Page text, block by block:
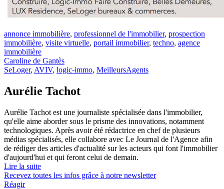
annonce immobilière, professionnel de l'immobilier, prospection
immobilière, visite virtuelle, portail immobilier, techno, agence
immobilière
Caroline de Gantès
SeLoger, AVIV, logic-immo, MeilleursAgents
Aurélie Tachot
Aurélie Tachot est une journaliste spécialisée dans l'immobilier,
qu'elle aime aborder sous le prisme des innovations, notamment
technologiques. Après avoir été rédactrice en chef de plusieurs
médias spécialisés, elle collabore avec Le Journal de l'Agence afin
de rédiger des articles d'actualité sur les acteurs qui font l'immobilier
d'aujourd'hui et qui feront celui de demain.
Lire la suite
Recevez toutes les infos grâce à notre newsletter
Réagir